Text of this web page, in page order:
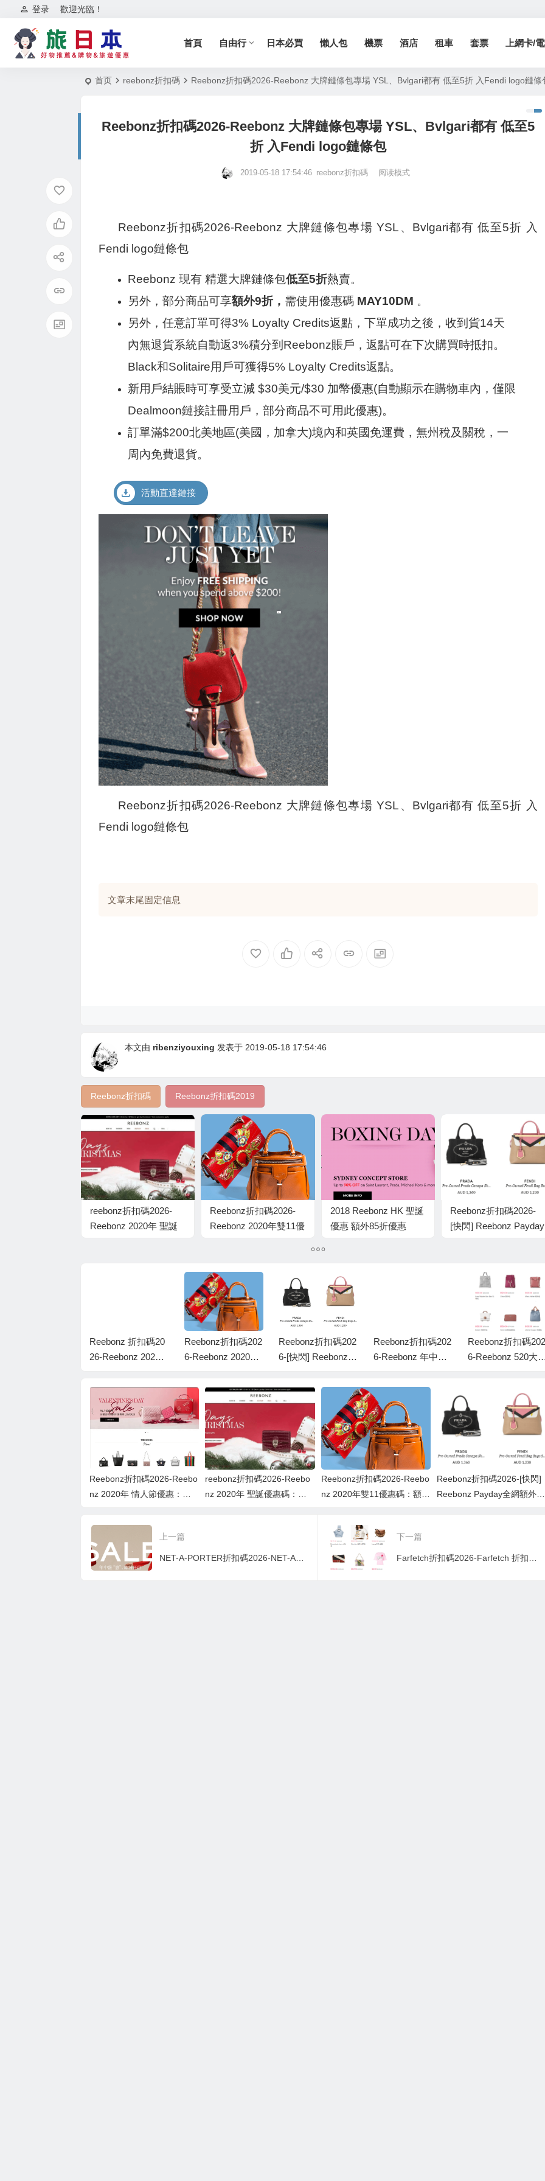
歡迎光臨！
登录
首頁 自由行 日本必買 懶人包 機票 酒店 租車 套票 上網卡/
首页 reebonz折扣碼 Reebonz折扣碼2026-Reebonz 大牌鏈條包專場 YSL、Bvlgari都有 低至5折 入Fendi logo鏈條
Reebonz折扣碼2026-Reebonz 大牌鏈條包專場 YSL、Bvlgari都有 低至5
折 入Fendi logo鏈條包
2019-05-18 17:54:46 reebonz折扣碼 阅读模式
Reebonz折扣碼2026-Reebonz 大牌鏈條包專場 YSL、Bvlgari都有 低至5折 入
Fendi logo鏈條包
Reebonz 現有 精選大牌鏈條包低至5折熱賣。
另外，部分商品可享額外9折， 需使用優惠碼 MAY10DM 。
另外，任意訂單可得3% Loyalty Credits返點，下單成功之後，收到貨14天
內無退貨系統自動返3%積分到Reebonz賬戶，返點可在下次購買時抵扣。
Black和Solitaire用戶可獲得5% Loyalty Credits返點。
新用戶結賬時可享受立減 $30美元/$30 加幣優惠(自動顯示在購物車內，僅限
Dealmoon鏈接註冊用戶，部分商品不可用此優惠)。
訂單滿$200北美地區(美國，加拿大)境內和英國免運費，無州稅及關稅，一
周內免費退貨。
活動直達鏈接
Reebonz折扣碼2026-Reebonz 大牌鏈條包專場 YSL、Bvlgari都有 低至5折 入
Fendi logo鏈條包
文章末尾固定信息
本文由 ribenziyouxing 发表于 2019-05-18 17:54:46
Reebonz折扣碼 Reebonz折扣碼2019
reebonz折扣碼2026-
Reebonz 2020年 聖誕
Reebonz折扣碼2026-
Reebonz 2020年雙11優
2018 Reebonz HK 聖誕
優惠 額外85折優惠
Reebonz折扣碼2026-
[快閃] Reebonz Payday
Reebonz 折扣碼20
26-Reebonz 2020
ber Monday優惠
碼：額外75折
Reebonz折扣碼202
6-Reebonz 2020年
折
Reebonz折扣碼202
6-[快閃] Reebonz P
折優惠碼
Reebonz折扣碼202
6-Reebonz 年中大
8折
Reebonz折扣碼202
6-Reebonz 520大牌
低至7折 全場美包
美鞋$520
Reebonz折扣碼2026-Reebo
nz 2020年 情人節優惠：額
reebonz折扣碼2026-Reebo
nz 2020年 聖誕優惠碼：額
Reebonz折扣碼2026-Reebo
nz 2020年雙11優惠碼：額外
Reebonz折扣碼2026-[快閃]
Reebonz Payday全網額外88
上一篇 下一篇